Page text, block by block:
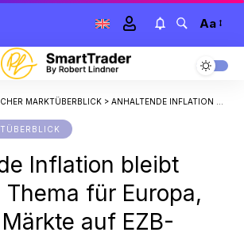
Aa
MARKTÜBERBLICK > ANHALTENDE INFLATION BLEIBT ZENTRALES THEMA FÜR EUROPA, WÄHREND MÄRKTE AUF EZB-ZINSENTSCHEIDUNG WARTEN
Inflation bleibt
für Europa,
auf EZB-